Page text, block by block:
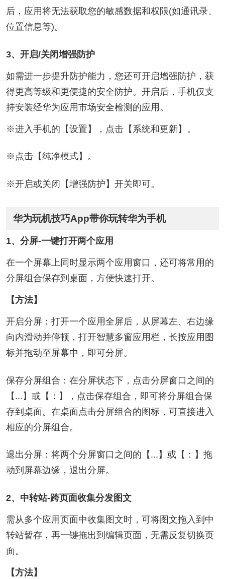
后，应用将无法获取您的敏感数据和权限(如通讯录、
位置信息等)。
3、开启/关闭增强防护
如需进一步提升防护能力，您还可开启增强防护，获
得更高等级和更便捷的安全防护。开启后，手机仅支
持安装经华为应用市场安全检测的应用。
※进入手机的【设置】，点击【系统和更新】。
※点击【纯净模式】。
※开启或关闭【增强防护】开关即可。
华为玩机技巧App带你玩转华为手机
1、分屏-一键打开两个应用
在一个屏幕上同时显示两个应用窗口，还可将常用的
分屏组合保存到桌面，方便快速打开。
【方法】
开启分屏：打开一个应用全屏后，从屏幕左、右边缘
向内滑动并停顿，打开智慧多窗应用栏，长按应用图
标并拖动至屏幕中，即可分屏。
保存分屏组合：在分屏状态下，点击分屏窗口之间的
【 ... 】或【 ： 】，点击保存组合，即可将分屏组合保
存到桌面。在桌面点击分屏组合的图标，可直接进入
相应的分屏组合。
退出分屏：将两个分屏窗口之间的【 ... 】或【 ： 】拖
动到屏幕边缘，退出分屏。
2、中转站-跨页面收集分发图文
需从多个应用页面中收集图文时，可将图文拖入到中
转站暂存，再一键拖出到编辑页面，无需反复切换页
面。
【方法】